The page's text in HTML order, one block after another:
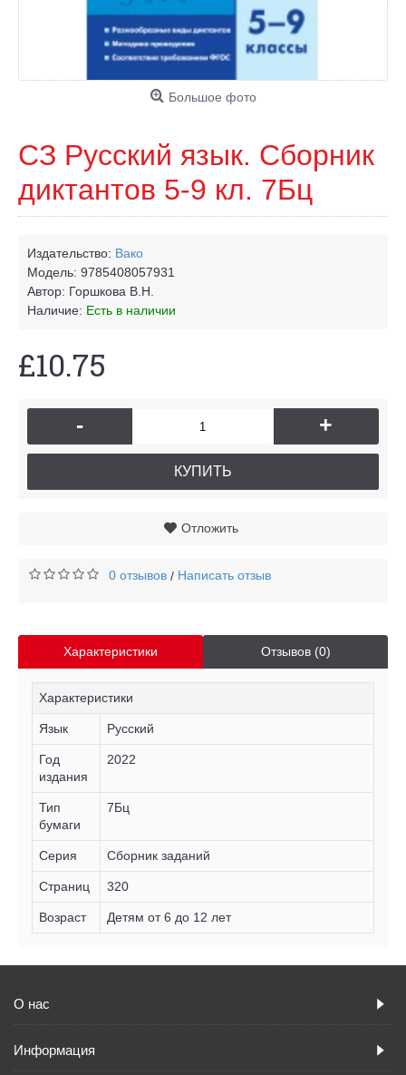
Большое фото
СЗ Русский язык. Сборник
диктантов 5-9 кл. 7Бц
Издательство: Вако
Модель: 9785408057931
Автор: Горшкова В.Н.
Наличие: Есть в наличии
£10.75
- +
КУПИТЬ
Отложить
0 отзывов / Написать отзыв
Характеристики Отзывов (0)
Характеристики
Язык Русский
Год
издания
2022
Тип
бумаги
7Бц
Серия Сборник заданий
Страниц 320
Возраст Детям от 6 до 12 лет
О нас
Информация